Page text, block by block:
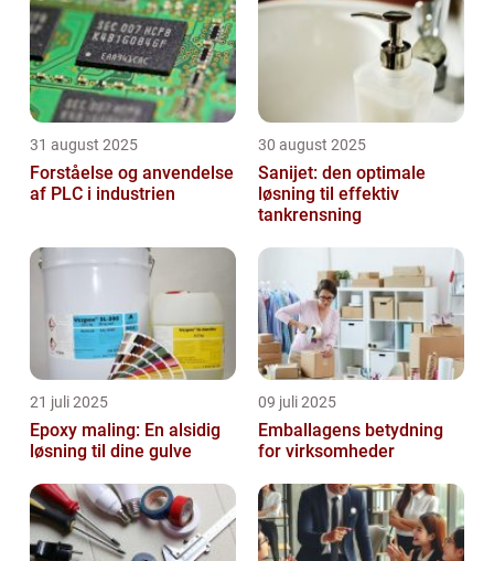
31 august 2025
Forståelse og anvendelse
af PLC i industrien
30 august 2025
Sanijet: den optimale
løsning til effektiv
tankrensning
21 juli 2025
Epoxy maling: En alsidig
løsning til dine gulve
09 juli 2025
Emballagens betydning
for virksomheder